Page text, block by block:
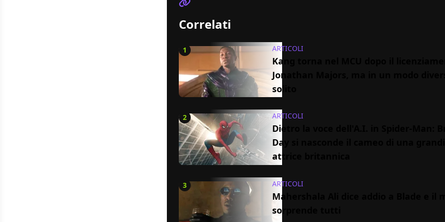
Correlati
1 ARTICOLI
Kang torna nel MCU dopo il
Jonathan Majors, ma in un modo
solito
2 ARTICOLI
Dietro la voce dell'A.I. in Spider-Man:
Day si nasconde il cameo di una
attrice britannica
3 ARTICOLI
Mahershala Ali dice addio a Blade e il
sorprende tutti